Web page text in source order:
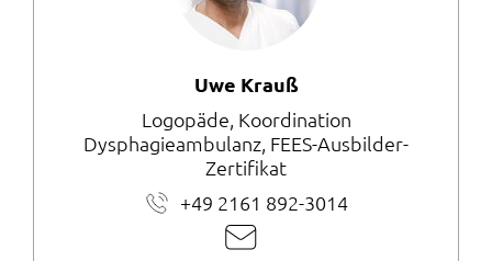
Uwe Krauß
Logopäde, Koordination
Dysphagieambulanz, FEES-Ausbilder-
Zertifikat
+49 2161 892-3014
E-